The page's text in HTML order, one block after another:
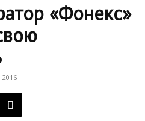
«Фонекс»
2016